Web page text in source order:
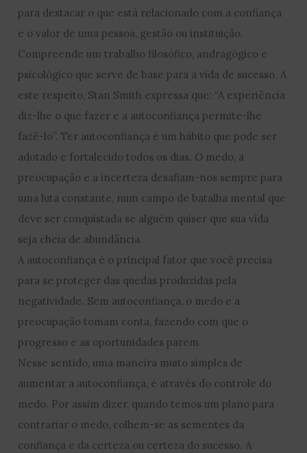
para destacar o que está relacionado com a confiança
e o valor de uma pessoa, gestão ou instituição.
Compreende um trabalho filosófico, andragógico e
psicológico que serve de base para a vida de sucesso. A
este respeito, Stan Smith expressa que: “A experiência
diz-lhe o que fazer e a autoconfiança permite-lhe
fazê-lo”. Ter autoconfiança é um hábito que pode ser
adotado e fortalecido todos os dias. O medo, a
preocupação e a incerteza desafiam-nos sempre para
uma luta constante, num campo de batalha mental que
deve ser conquistada se alguém quiser que sua vida
seja cheia de abundância.
A autoconfiança é o principal fator que você precisa
para se proteger das quedas produzidas pela
negatividade. Sem autoconfiança, o medo e a
preocupação tomam conta, fazendo com que o
progresso e as oportunidades parem.
Nesse sentido, uma maneira muito simples de
aumentar a autoconfiança, é através do controle do
medo. Por assim dizer, quando temos um plano para
contrariar o medo, colhem-se as sementes da
confiança e da certeza ou certeza do sucesso. A